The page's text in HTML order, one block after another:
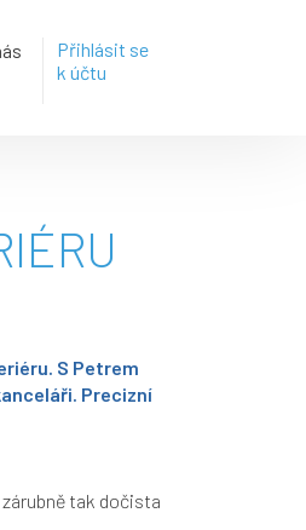
Přihlásit se
k účtu
S Petrem
Precizní
zárubně tak dočista